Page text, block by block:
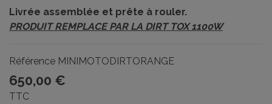
Livrée assemblée et prête à rouler.
PRODUIT REMPLACE PAR LA DIRT TOX 1100W
Référence MINIMOTODIRTORANGE
650,00 €
TTC